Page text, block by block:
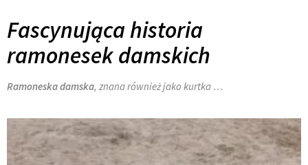
Fascynująca historia
ramonesek damskich
Ramoneska damska, znana również jako kurtka …